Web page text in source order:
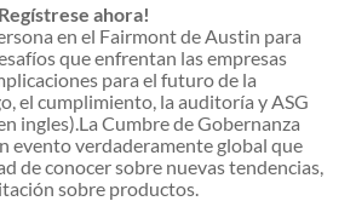
ahora!
en el Fairmont de Austin para
que enfrentan las empresas
para el futuro de la
el cumplimiento, la auditoría y ASG
ingles).La Cumbre de Gobernanza
evento verdaderamente global que
de conocer sobre nuevas tendencias,
sobre productos.